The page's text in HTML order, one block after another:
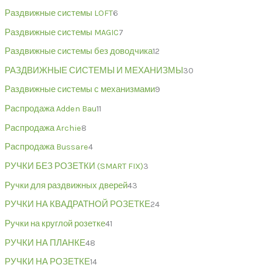
Раздвижные системы LOFT6
Раздвижные системы MAGIC7
Раздвижные системы без доводчика12
РАЗДВИЖНЫЕ СИСТЕМЫ И МЕХАНИЗМЫ 30
Раздвижные системы с механизмами9
Распродажа Adden Bau11
Распродажа Archie8
Распродажа Bussare4
РУЧКИ БЕЗ РОЗЕТКИ (SMART FIX)3
Ручки для раздвижных дверей43
РУЧКИ НА КВАДРАТНОЙ РОЗЕТКЕ24
Ручки на круглой розетке41
РУЧКИ НА ПЛАНКЕ48
РУЧКИ НА РОЗЕТКЕ14